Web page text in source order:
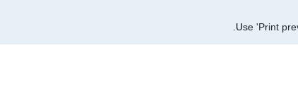
Use 'Print